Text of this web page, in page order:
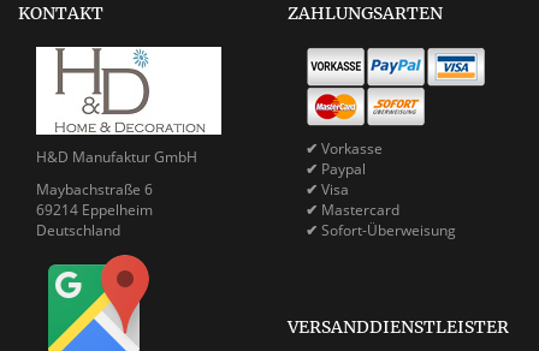
KONTAKT
H&D Manufaktur GmbH
Maybachstraße 6
69214 Eppelheim
Deutschland
ZAHLUNGSARTEN
✔ Vorkasse
✔ Paypal
✔ Visa
✔ Mastercard
✔ Sofort-Überweisung
VERSANDDIENSTLEISTER